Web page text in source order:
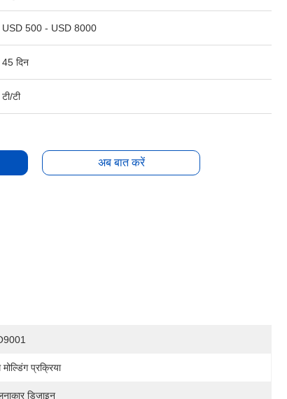
USD 500 - USD 8000
45 दिन
टी/टी
अब बात करें
प्रक्रिया
डिजाइन